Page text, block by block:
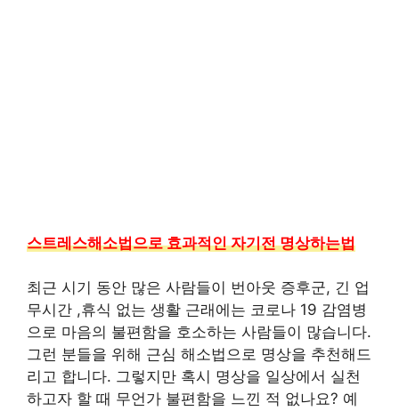
스트레스해소법으로 효과적인 자기전 명상하는법
최근 시기 동안 많은 사람들이 번아웃 증후군, 긴 업
무시간 ,휴식 없는 생활 근래에는 코로나 19 감염병
으로 마음의 불편함을 호소하는 사람들이 많습니다.
그런 분들을 위해 근심 해소법으로 명상을 추천해드
리고 합니다. 그렇지만 혹시 명상을 일상에서 실천
하고자 할 때 무언가 불편함을 느낀 적 없나요? 예